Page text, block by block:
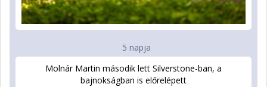
5 napja
Molnár Martin második lett Silverstone-ban, a
bajnokságban is előrelépett